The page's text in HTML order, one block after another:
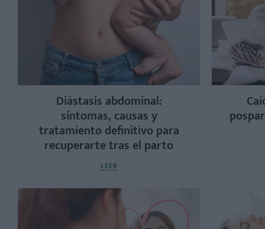
Diástasis abdominal:
síntomas, causas y
tratamiento definitivo para
recuperarte tras el parto
LEER